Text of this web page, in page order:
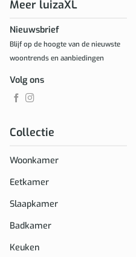
Collectie
Woonkamer
Eetkamer
Slaapkamer
Badkamer
Keuken
Meer luizaXL
Nieuwsbrief
Blijf op de hoogte van de nieuwste
woontrends en aanbiedingen
Volg ons